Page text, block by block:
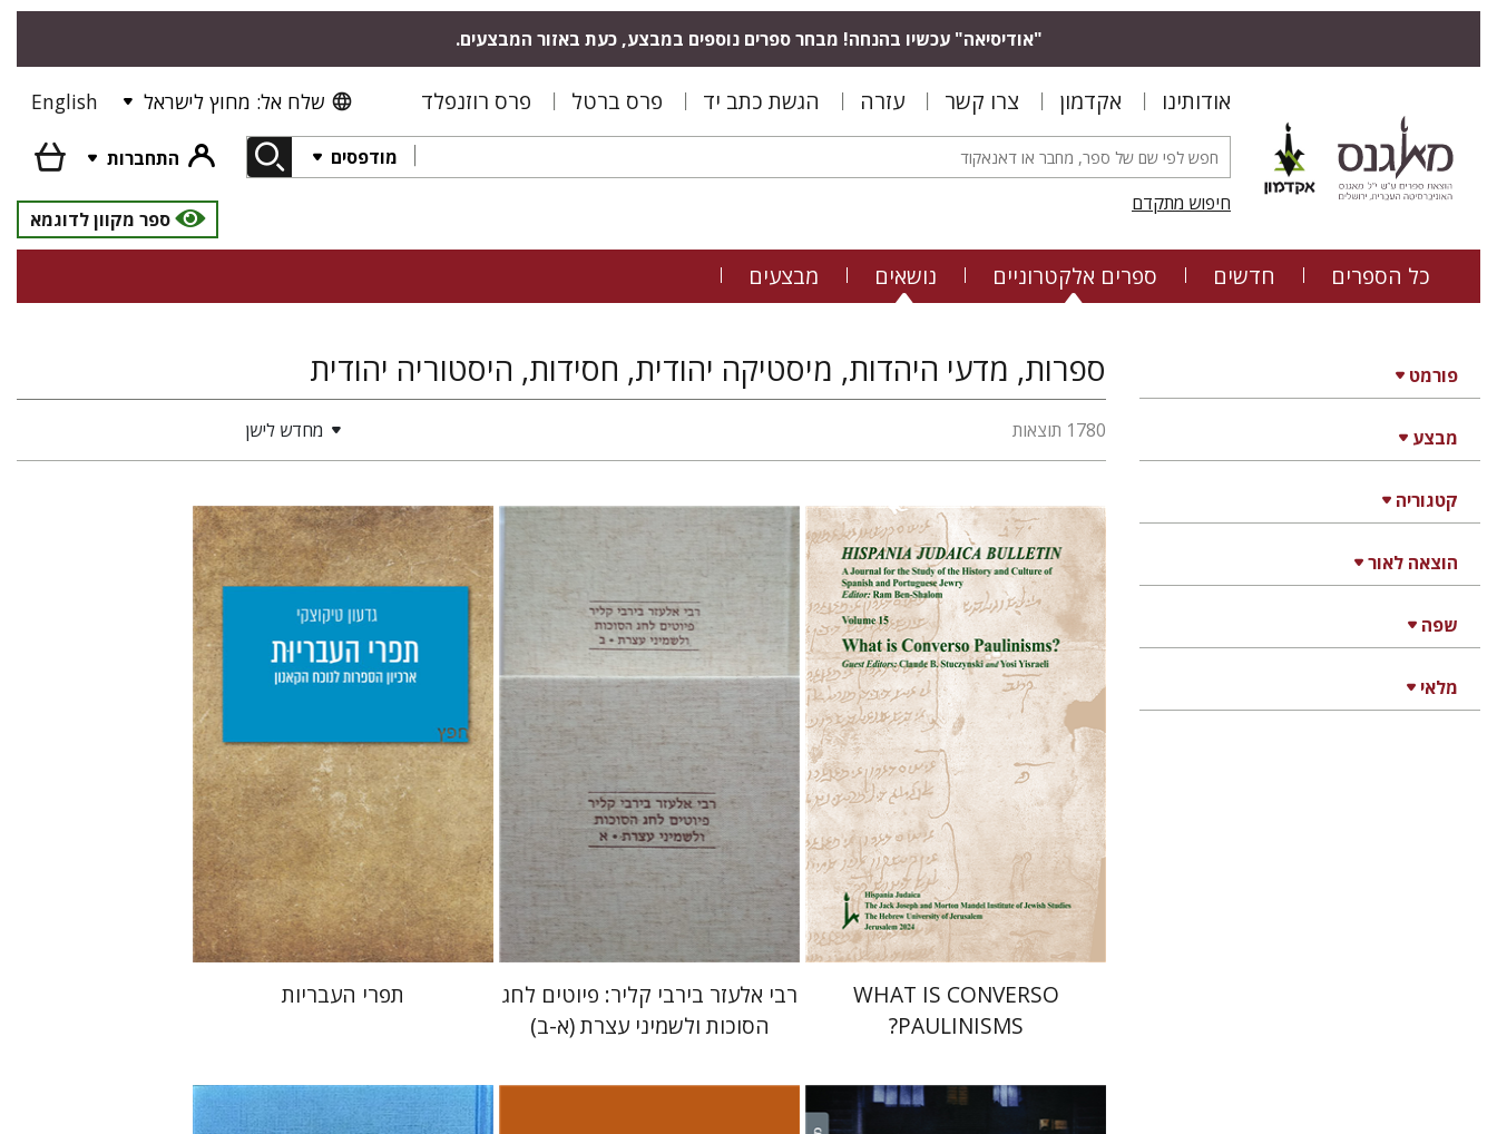
"אודיסיאה" עכשיו בהנחה! מבחר ספרים נוספים במבצע, כעת באזור המבצעים.
אודותינו אקדמון צרו קשר עזרה הגשת כתב יד פרס ברטל פרס רוזנפלד שלח אל: מחוץ לישראל English
מודפסים
התחברות
חיפוש מתקדם
ספר מקוון לדוגמא
כל הספרים חדשים ספרים אלקטרוניים נושאים מבצעים
פורמט
מבצע
קטגוריה
הוצאה לאור
שפה
מלאי
ספרות, מדעי היהדות, מיסטיקה יהודית, חסידות, היסטוריה יהודית
1780 תוצאות מחדש לישן
רם בן-שלום
הנחת אתר ספר מודפס
$35
$32
WHAT IS CONVERSO
PAULINISMS?
שולמית אליצור
הנחת אתר ספר מודפס
$125
$112
רבי אלעזר בירבי קליר: פיוטים לחג
הסוכות ולשמיני עצרת (א-ב)
גדעון טיקוצקי
הנחת אתר ספר מודפס
$28
$25
תפרי העבריות